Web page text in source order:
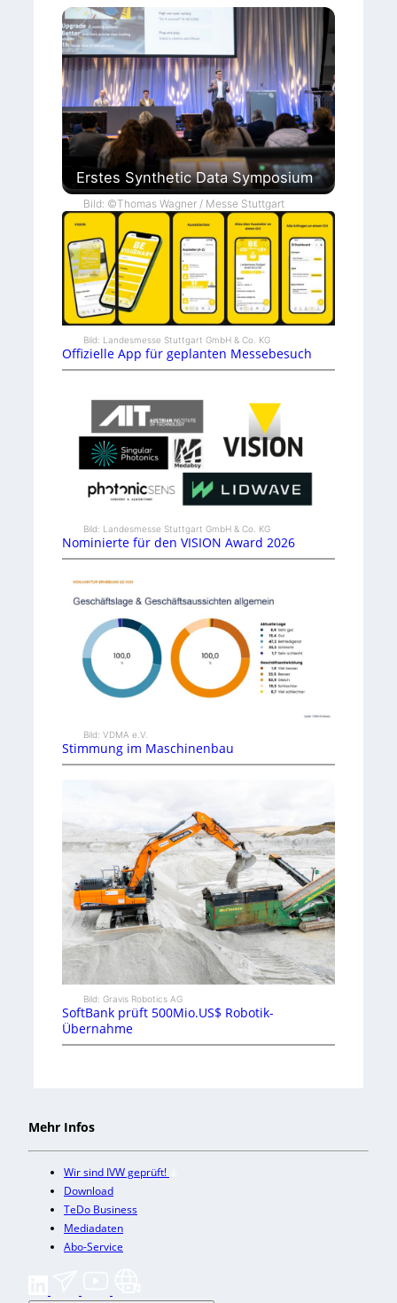
Erstes Synthetic Data Symposium
Bild: ©Thomas Wagner / Messe Stuttgart
Bild: Landesmesse Stuttgart GmbH & Co. KG
Offizielle App für geplanten Messebesuch
Bild: Landesmesse Stuttgart GmbH & Co. KG
Nominierte für den VISION Award 2026
Bild: VDMA e.V.
Stimmung im Maschinenbau
Bild: Gravis Robotics AG
SoftBank prüft 500Mio.US$ Robotik-
Übernahme
Mehr Infos
Wir sind IVW geprüft!
Download
TeDo Business
Mediadaten
Abo-Service